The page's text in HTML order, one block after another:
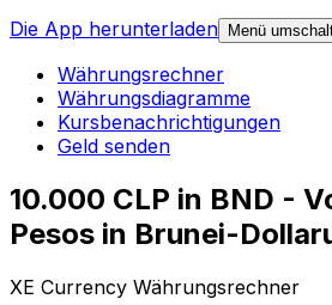
Die App herunterladen
Menü
Währungsrechner
Währungsdiagramme
Kursbenachrichtigungen
Geld senden
10.000 CLP in BND -
Pesos in Brunei-
XE Currency Währungsrechner